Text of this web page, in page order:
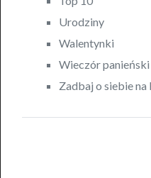
Urodziny
Walentynki
Wieczór panieński
Zadbaj o siebie